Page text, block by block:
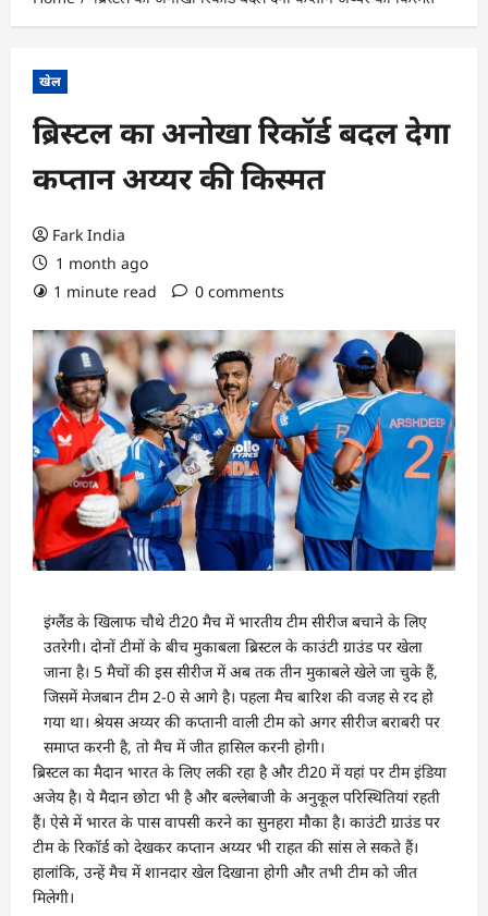
खेल
ब्रिस्टल का अनोखा रिकॉर्ड बदल देगा
कप्तान अय्यर की किस्मत
Fark India
1 month ago
1 minute read
0 comments
इंग्लैंड के खिलाफ चौथे टी20 मैच में भारतीय टीम सीरीज बचाने के लिए
उतरेगी। दोनों टीमों के बीच मुकाबला ब्रिस्टल के काउंटी ग्राउंड पर खेला
जाना है। 5 मैचों की इस सीरीज में अब तक तीन मुकाबले खेले जा चुके हैं,
जिसमें मेजबान टीम 2-0 से आगे है। पहला मैच बारिश की वजह से रद हो
गया था। श्रेयस अय्यर की कप्तानी वाली टीम को अगर सीरीज बराबरी पर
समाप्त करनी है, तो मैच में जीत हासिल करनी होगी।
ब्रिस्टल का मैदान भारत के लिए लकी रहा है और टी20 में यहां पर टीम इंडिया
अजेय है। ये मैदान छोटा भी है और बल्लेबाजी के अनुकूल परिस्थितियां रहती
हैं। ऐसे में भारत के पास वापसी करने का सुनहरा मौका है। काउंटी ग्राउंड पर
टीम के रिकॉर्ड को देखकर कप्तान अय्यर भी राहत की सांस ले सकते हैं।
हालांकि, उन्हें मैच में शानदार खेल दिखाना होगी और तभी टीम को जीत
मिलेगी।